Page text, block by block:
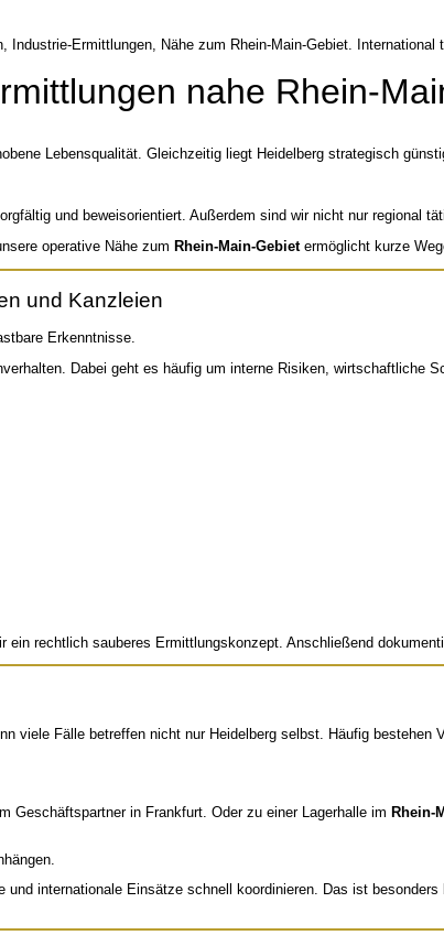
nahe Rhein-
Lebensqualität. Gleichzeitig liegt Heidelberg strategisch
und beweisorientiert. Außerdem sind wir nicht nur regional
operative Nähe zum Rhein-Main-Gebietermöglicht kurze
und Kanzleien
Erkenntnisse.
Dabei geht es häufig um interne Risiken, wirtschaftliche
rechtlich sauberes Ermittlungskonzept. Anschließend
viele Fälle betreffen nicht nur Heidelberg selbst. Häufig bestehen
Geschäftspartner in Frankfurt. Oder zu einer Lagerhalle im Rhein-
und internationale Einsätze schnell koordinieren. Das ist